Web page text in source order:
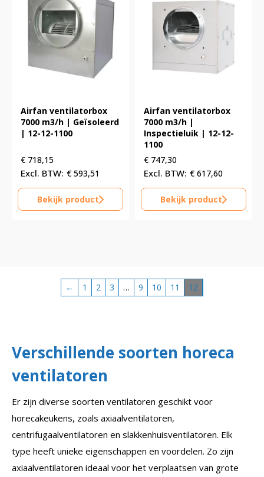
Airfan ventilatorbox
7000 m3/h | Geïsoleerd
| 12-12-1100
€ 718,15
€ 593,51
Bekijk product
Airfan ventilatorbox
7000 m3/h |
Inspectieluik | 12-12-
1100
€ 747,30
€ 617,60
Bekijk product
← 1 2 3 … 9 10 11 12
Verschillende soorten horeca
ventilatoren
Er zijn diverse soorten ventilatoren geschikt voor
horecakeukens, zoals axiaalventilatoren,
centrifugaalventilatoren en slakkenhuisventilatoren. Elk
type heeft unieke eigenschappen en voordelen. Zo zijn
axiaalventilatoren ideaal voor het verplaatsen van grote